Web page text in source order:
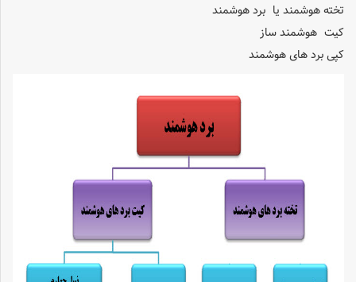
تخته هوشمند یا برد هوشمند
کیت هوشمند ساز
کپی برد های هوشمند